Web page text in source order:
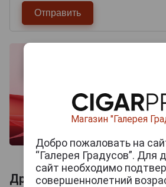
Другие продукты бренда
Магазин "Галерея
Добро пожаловать на
“Галерея Градусов”. Для
сайт необходимо
совершеннолетний